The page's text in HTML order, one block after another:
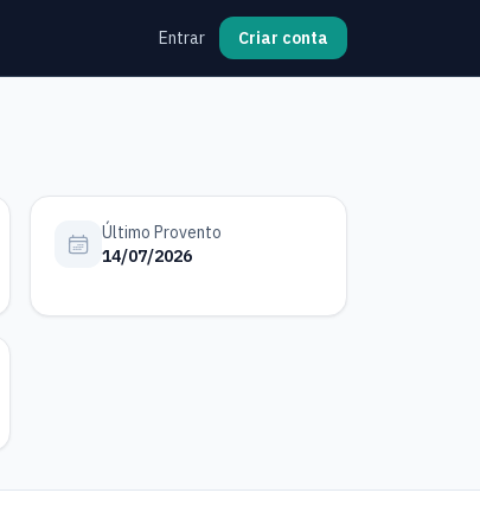
Entrar Criar conta
Último Provento
14/07/2026